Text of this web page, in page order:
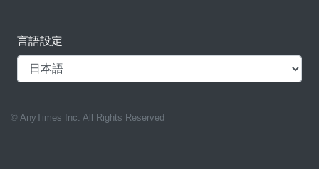
言語設定
© AnyTimes Inc. All Rights Reserved